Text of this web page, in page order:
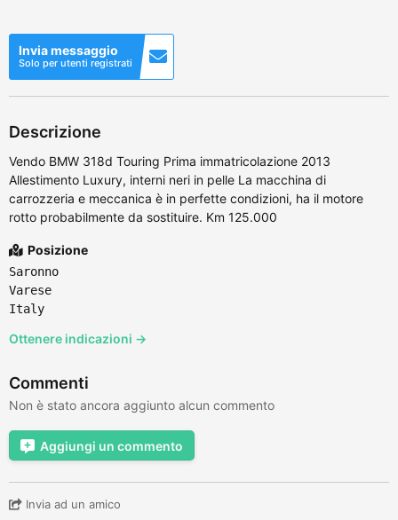
Invia messaggio
Solo per utenti registrati
Descrizione
Vendo BMW 318d Touring Prima immatricolazione 2013
Allestimento Luxury, interni neri in pelle La macchina di
carrozzeria e meccanica è in perfette condizioni, ha il motore
rotto probabilmente da sostituire. Km 125.000
Posizione
Saronno
Varese
Italy
Ottenere indicazioni →
Commenti
Non è stato ancora aggiunto alcun commento
Aggiungi un commento
Invia ad un amico